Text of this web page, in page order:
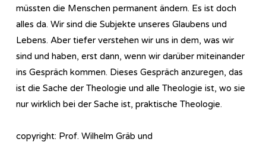
müssten die Menschen permanent ändern. Es ist doch
alles da. Wir sind die Subjekte unseres Glaubens und
Lebens. Aber tiefer verstehen wir uns in dem, was wir
sind und haben, erst dann, wenn wir darüber miteinander
ins Gespräch kommen. Dieses Gespräch anzuregen, das
ist die Sache der Theologie und alle Theologie ist, wo sie
nur wirklich bei der Sache ist, praktische Theologie.
copyright: Prof. Wilhelm Gräb und